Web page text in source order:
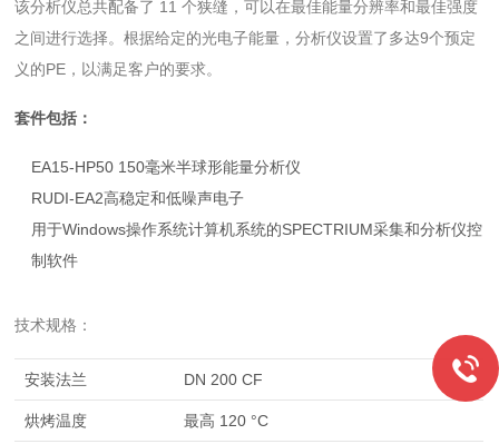
该分析仪总共配备了 11 个狭缝，可以在最佳能量分辨率和最佳强度
之间进行选择。根据给定的光电子能量，分析仪设置了多达9个预定
义的PE，以满足客户的要求。
套件包括：
EA15-HP50 150毫米半球形能量分析仪
RUDI-EA2高稳定和低噪声电子
用于Windows操作系统计算机系统的SPECTRIUM采集和分析仪控
制软件
技术规格：
安装法兰 DN 200 CF
烘烤温度 最高 120 °C